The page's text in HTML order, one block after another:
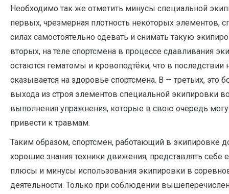
Необходимо так же отметить минусы специальной
первых, чрезмерная плотность некоторых элементов,
силах самостоятельно одевать и снимать такую
вторых, на теле спортсмена в процессе сдавливания
остаются гематомы и кровоподтёки, что в последствии
сказывается на здоровье спортсмена. В — третьих, это
выхода из строя элементов специальной экипировки
выполнения упражнения, которые в свою очередь
привести к травмам.
Таким образом, спортсмен, работающий в экипировке
хорошие знания техники движения, представлять себе
плюсы и минусы использования экипировки в
деятельности. Только при соблюдении